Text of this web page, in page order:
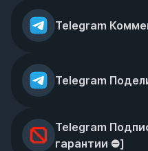
Telegram
Telegram
Telegram
гарантии ⛔]